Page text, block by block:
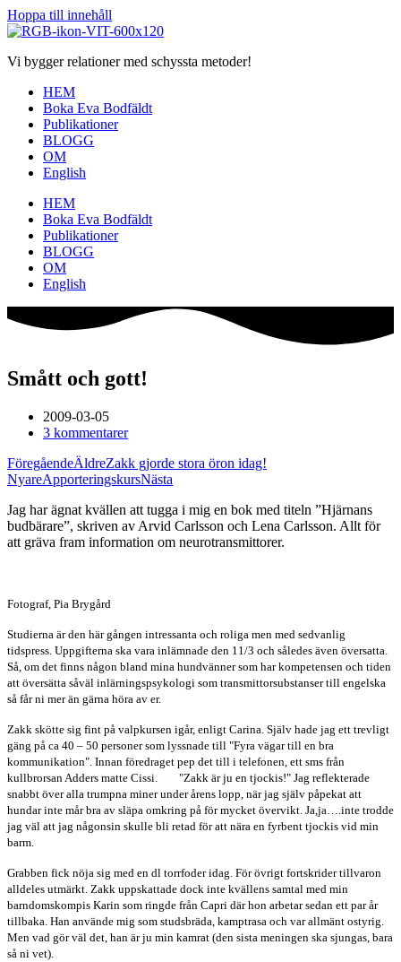
Hoppa till innehåll
Vi bygger relationer med schyssta metoder!
HEM
Boka Eva Bodfäldt
Publikationer
BLOGG
OM
English
HEM
Boka Eva Bodfäldt
Publikationer
BLOGG
OM
English
Smått och gott!
2009-03-05
3 kommentarer
FöregåendeÄldreZakk gjorde stora öron idag!
NyareApporteringskursNästa
Jag har ägnat kvällen att tugga i mig en bok med titeln ”Hjärnans
budbärare”, skriven av Arvid Carlsson och Lena Carlsson. Allt för
att gräva fram information om neurotransmittorer.
Fotograf, Pia Brygård
Studierna är den här gången intressanta och roliga men med sedvanlig
tidspress. Uppgifterna ska vara inlämnade den 11/3 och således även översatta.
Så, om det finns någon bland mina hundvänner som har kompetensen och tiden
att översätta såväl inlärningspsykologi som transmittorsubstanser till engelska
så får ni mer än gärna höra av er.
Zakk skötte sig fint på valpkursen igår, enligt Carina. Själv hade jag ett trevligt
gäng på ca 40 – 50 personer som lyssnade till "Fyra vägar till en bra
kommunikation". Innan föredraget pep det till i telefonen, ett sms från
kullbrorsan Adders matte Cissi. "Zakk är ju en tjockis!" Jag reflekterade
snabbt över alla trumpna miner under årens lopp, när jag själv påpekat att
hundar inte mår bra av släpa omkring på för mycket övervikt. Ja,ja….inte trodde
jag väl att jag någonsin skulle bli retad för att nära en fyrbent tjockis vid min
barm.
Grabben fick nöja sig med en dl torrfoder idag. För övrigt fortskrider tillvaron
alldeles utmärkt. Zakk uppskattade dock inte kvällens samtal med min
barndomskompis Karin som ringde från Capri där hon arbetar sedan ett par år
tillbaka. Han använde mig som studsbräda, kamptrasa och var allmänt ostyrig.
Men vad gör väl det, han är ju min kamrat (den sista meningen ska sjungas, bara
så ni vet).